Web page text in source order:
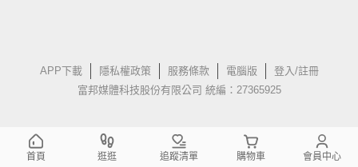
APP下載 隱私權政策 服務條款 電腦版
登入/註冊
富邦媒體科技股份有限公司 統編：27365925
首頁 逛逛 追蹤清單 購物車 會員中心